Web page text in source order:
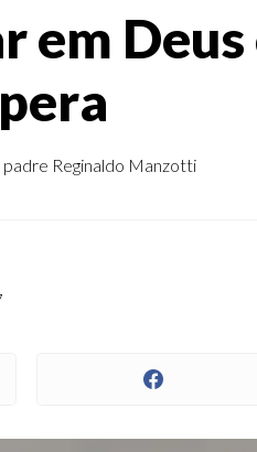
em
padre Reginaldo Manzotti